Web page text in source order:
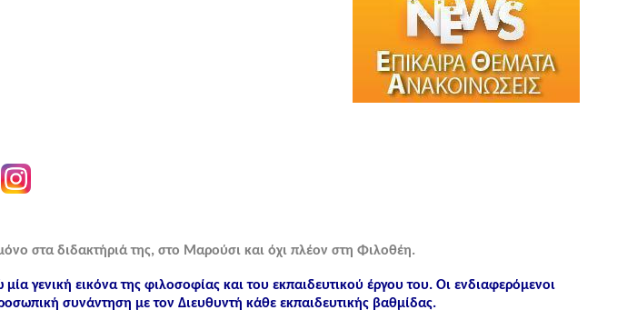
στα διδακτήριά της, στο Μαρούσι και όχι πλέον στη Φιλοθέη.
γενική εικόνα της φιλοσοφίας και του εκπαιδευτικού έργου του. Οι ενδιαφερόμενοι
συνάντηση με τον Διευθυντή κάθε εκπαιδευτικής βαθμίδας.